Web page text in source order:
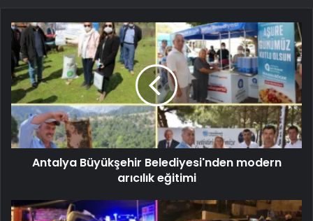
Antalya Büyükşehir Belediyesi'nden modern
arıcılık eğitimi